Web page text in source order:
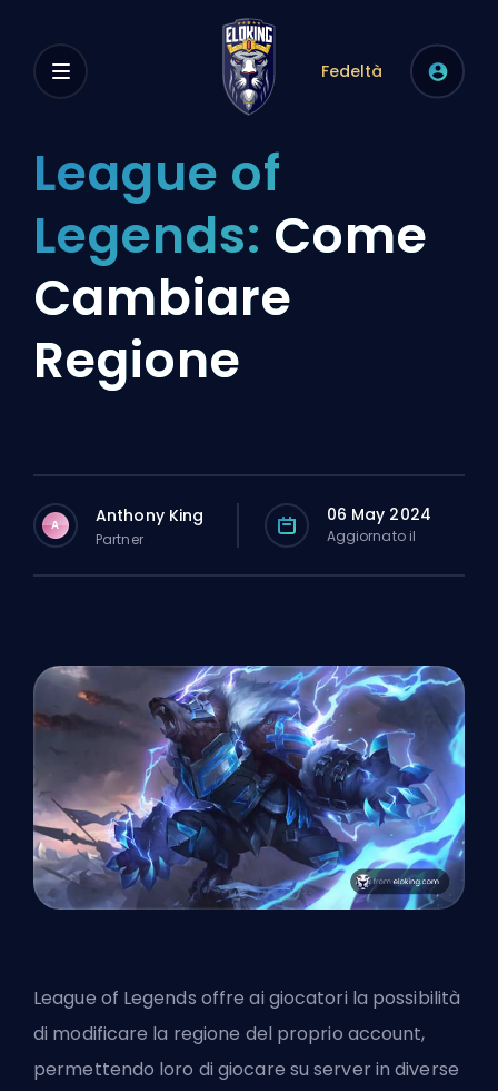
Fedeltà
League of
Legends: Come
Cambiare
Regione
A Anthony King
Partner
06 May 2024
Aggiornato il
League of Legends offre ai giocatori la possibilità
di modificare la regione del proprio account,
permettendo loro di giocare su server in diverse